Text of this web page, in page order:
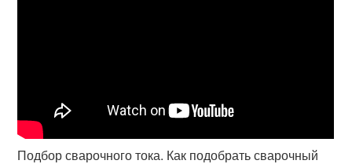
Подбор сварочного тока. Как подобрать сварочный